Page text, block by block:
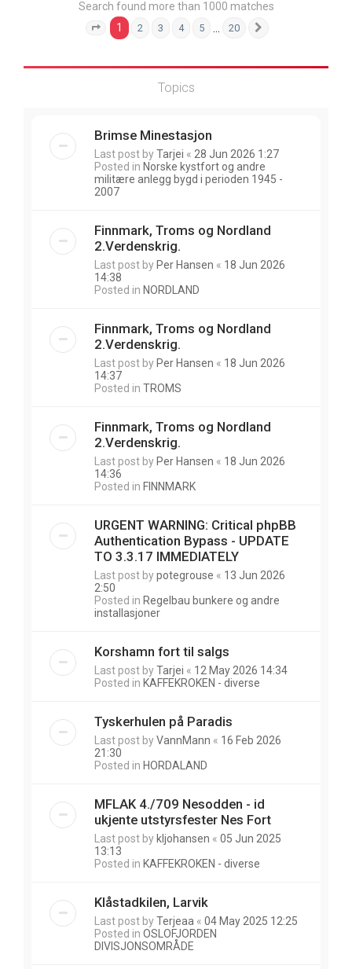
Search found more than 1000 matches
Page 1 of 20
1 2 3 4 5 20
Topics
Brimse Minestasjon
Last post byTarjei « 28 Jun 2026 1:27
Posted in Norske kystfort og andre
militære anlegg bygd i perioden 1945 -
2007
Finnmark, Troms og Nordland
2.Verdenskrig.
Last post by Per Hansen « 18 Jun 2026
14:38
Posted in NORDLAND
Finnmark, Troms og Nordland
2.Verdenskrig.
Last post by Per Hansen « 18 Jun 2026
14:37
Posted in TROMS
Finnmark, Troms og Nordland
2.Verdenskrig.
Last post by Per Hansen « 18 Jun 2026
14:36
Posted in FINNMARK
URGENT WARNING: Critical phpBB
Authentication Bypass - UPDATE
TO 3.3.17 IMMEDIATELY
Last post bypotegrouse « 13 Jun 2026
2:50
Posted in Regelbau bunkere og andre
installasjoner
Korshamn fort til salgs
Last post byTarjei « 12 May 2026 14:34
Posted in KAFFEKROKEN - diverse
Tyskerhulen på Paradis
Last post byVannMann « 16 Feb 2026
21:30
Posted in HORDALAND
MFLAK 4./709 Nesodden - id
ukjente utstyrsfester Nes Fort
Last post by kljohansen « 05 Jun 2025
13:13
Posted in KAFFEKROKEN - diverse
Klåstadkilen, Larvik
Last post byTerjeaa « 04 May 2025 12:25
Posted in OSLOFJORDEN
DIVISJONSOMRÅDE